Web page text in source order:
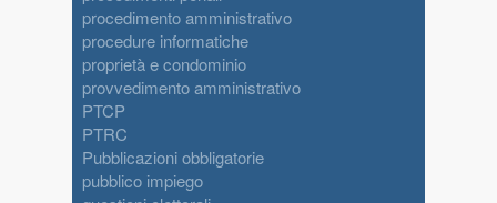
procedimento amministrativo
procedure informatiche
proprietà e condominio
provvedimento amministrativo
PTCP
PTRC
Pubblicazioni obbligatorie
pubblico impiego